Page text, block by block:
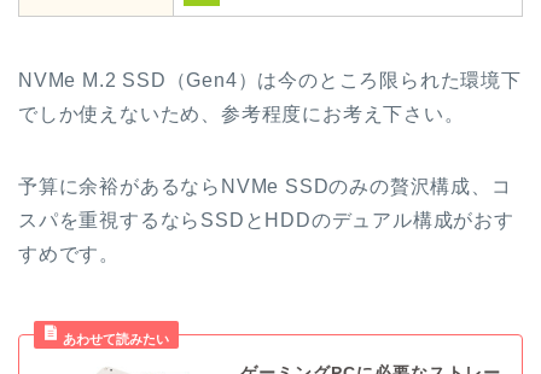
NVMe M.2 SSD（Gen4）は今のところ限られた環境下
でしか使えないため、参考程度にお考え下さい。
予算に余裕があるならNVMe SSDのみの贅沢構成、コ
スパを重視するならSSDとHDDのデュアル構成がおす
すめです。